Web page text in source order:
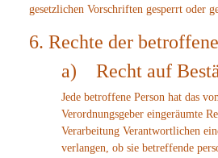
gesetzlichen Vorschriften gesperrt oder
6. Rechte der
a) Recht auf
Jede betroffene Person hat das
Verordnungsgeber eingeräumte
Verarbeitung Verantwortlichen
verlangen, ob sie betreffende